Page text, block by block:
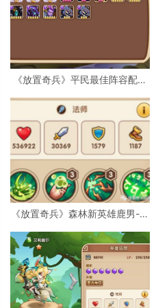
《放置奇兵》平民最佳阵容配置
《放置奇兵》森林新英雄鹿男-奥